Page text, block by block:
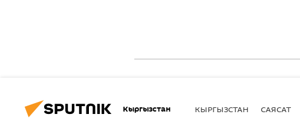
Кыргызстан КЫРГЫЗСТАН САЯСАТ